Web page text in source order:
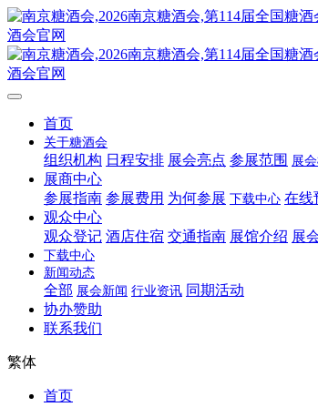
首页
关于糖酒会
组织机构 日程安排 展会亮点 参展范围 展
展商中心
参展指南 参展费用 为何参展 下载中心 在线
观众中心
观众登记 酒店住宿 交通指南 展馆介绍 展
下载中心
新闻动态
全部 展会新闻 行业资讯 同期活动
协办赞助
联系我们
繁体
首页